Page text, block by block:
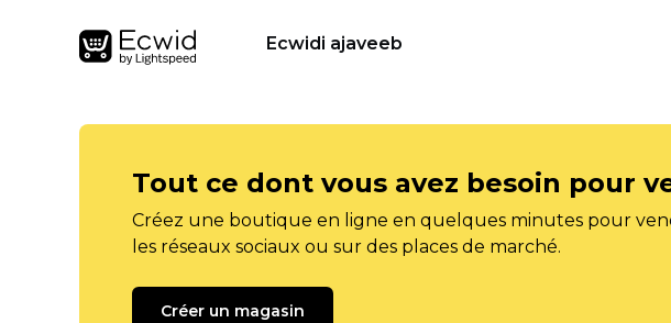
Ecwidi ajaveeb
Tout ce dont vous avez besoin pour
Créez une boutique en ligne en quelques minutes pour
les réseaux sociaux ou sur des places de marché.
Créer un magasin